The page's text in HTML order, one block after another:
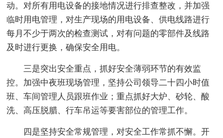
动。对所有用电设备的接地情况进行排查整改，并加强
临时用电管理，对生产现场的用电设备、供电线路进行
每月不少于两次的检查测试，对有问题的零部件及线路
及时进行更换，确保安全用电。
三是突出安全重点，抓好安全薄弱环节的有效监
控。加强中夜班现场管理，坚持公司领导二十四小时值
班、车间管理人员跟班作业；重点抓好大炉、砂轮、酸
洗、高压脱腊、行车吊运等要害部位的管理工作。
四是坚持安全常规管理，对安全工作常抓不懈。开